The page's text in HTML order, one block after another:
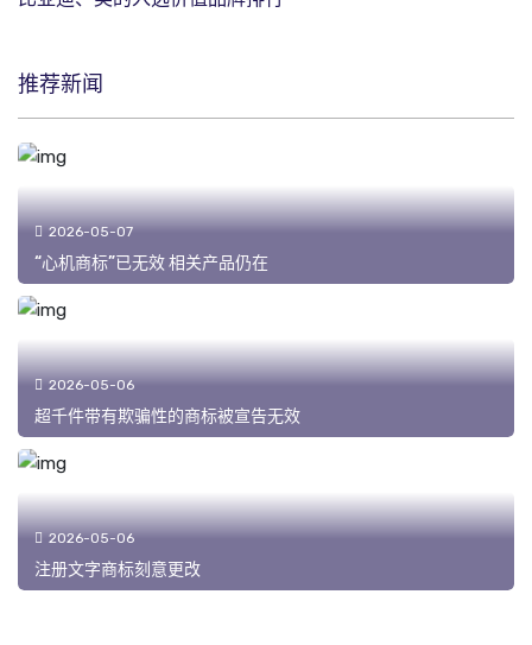
推荐新闻
2026-05-07
“心机商标”已无效 相关产品仍在
2026-05-06
超千件带有欺骗性的商标被宣告无效
2026-05-06
注册文字商标刻意更改